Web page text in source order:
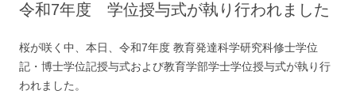
令和7年度 学位授与式が執り行われました
桜が咲く中、本日、令和7年度 教育発達科学研究科修士学位
記・博士学位記授与式および教育学部学士学位授与式が執り行
われました。